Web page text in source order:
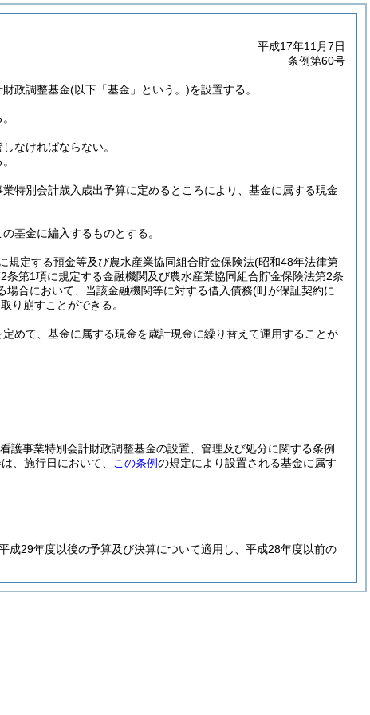
平成17年11月7日
条例第60号
政調整基金(以下「基金」という。)を設置する。
なければならない。
特別会計歳入歳出予算に定めるところにより、基金に属する現金
基金に編入するものとする。
規定する預金等及び農水産業協同組合貯金保険法(昭和48年法律第
条第1項に規定する金融機関及び農水産業協同組合貯金保険法第2条
場合において、当該金融機関等に対する借入債務(町が保証契約に
り崩すことができる。
めて、基金に属する現金を歳計現金に繰り替えて運用することが
護事業特別会計財政調整基金の設置、管理及び処分に関する条例
、施行日において、 この条例の規定により設置される基金に属す
29年度以後の予算及び決算について適用し、平成28年度以前の